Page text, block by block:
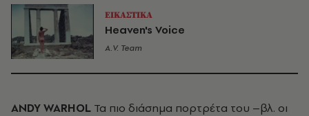
ΕΙΚΑΣΤΙΚΑ
Heaven's Voice
A.V. Team
ANDY WARHOL Τα πιο διάσημα πορτρέτα του –βλ. οι